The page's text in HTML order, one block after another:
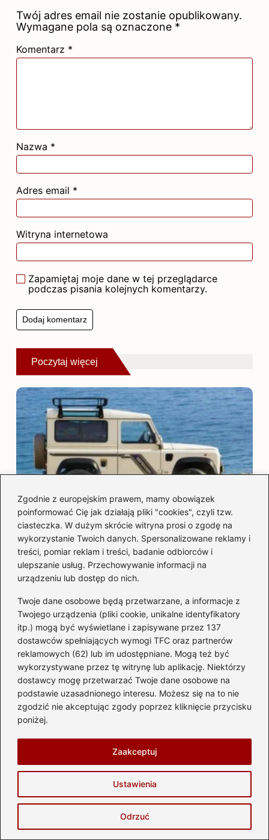
Zgodnie z europejskim prawem, mamy obowiązek
poinformować Cię jak działają pliki "cookies", czyli tzw.
ciasteczka. W dużym skrócie witryna prosi o zgodę na
wykorzystanie Twoich danych. Spersonalizowane reklamy i
treści, pomiar reklam i treści, badanie odbiorców i
ulepszanie usług. Przechowywanie informacji na
urządzeniu lub dostęp do nich.
Twoje dane osobowe będą przetwarzane, a informacje z
Twojego urządzenia (pliki cookie, unikalne identyfikatory
itp.) mogą być wyświetlane i zapisywane przez 137
dostawców spełniających wymogi TFC oraz partnerów
reklamowych (62) lub im udostępniane. Mogą też być
wykorzystywane przez tę witrynę lub aplikację. Niektórzy
dostawcy mogę przetwarzać Twoje dane osobowe na
podstawie uzasadnionego interesu. Możesz się na to nie
zgodzić nie akceptując zgody poprzez kliknięcie przycisku
poniżej.
Ustawienia
Odrzuć
Zaakceptuj
Twój adres email nie zostanie opublikowany.
Wymagane pola są oznaczone *
Komentarz *
Nazwa *
Adres email *
Witryna internetowa
Zapamiętaj moje dane w tej przeglądarce
podczas pisania kolejnych komentarzy.
Poczytaj więcej
Land Rover Defender z USA – legenda
bezdroży w luksusowym wydaniu
2026-08-07